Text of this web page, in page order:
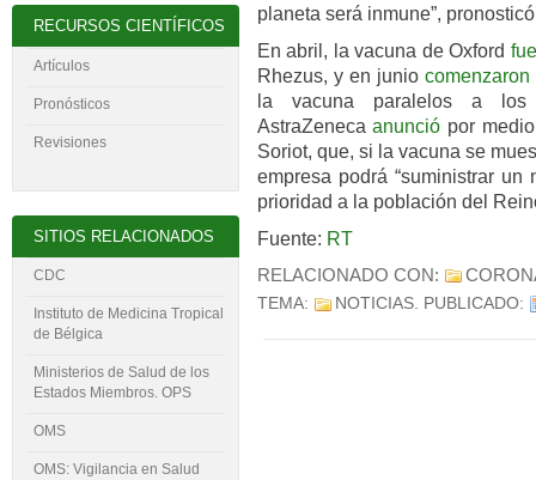
planeta será inmune”,
En abril, la vacuna de Oxford
Rhezus, y en junio comenzaron
la vacuna paralelos a
AstraZenecaanunció por
Soriot, que, si la vacuna se
empresa podrá “suministrar
prioridad a la población del
Fuente: RT
RELACIONADO CON:
TEMA: NOTICIAS. PUBLICADO:
RECURSOS CIENTÍFICOS
Artículos
Pronósticos
Revisiones
SITIOS RELACIONADOS
CDC
Instituto de Medicina Tropical
de Bélgica
Ministerios de Salud de los
Estados Miembros. OPS
OMS
OMS: Vigilancia en Salud